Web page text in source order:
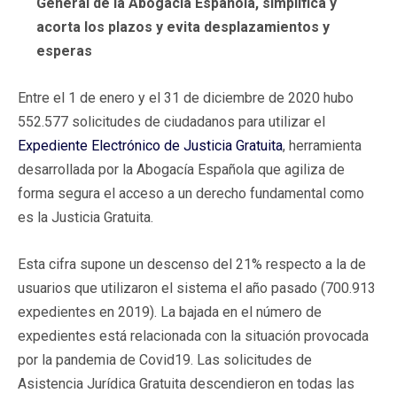
acorta los plazos y evita desplazamientos y
esperas
Entre el 1 de enero y el 31 de diciembre de 2020 hubo
552.577 solicitudes de ciudadanos para utilizar el
Expediente Electrónico de Justicia Gratuita, herramienta
desarrollada por la Abogacía Española que agiliza de
forma segura el acceso a un derecho fundamental como
es la Justicia Gratuita.
Esta cifra supone un descenso del 21% respecto a la de
usuarios que utilizaron el sistema el año pasado (700.913
expedientes en 2019). La bajada en el número de
expedientes está relacionada con la situación provocada
por la pandemia de Covid19. Las solicitudes de
Asistencia Jurídica Gratuita descendieron en todas las